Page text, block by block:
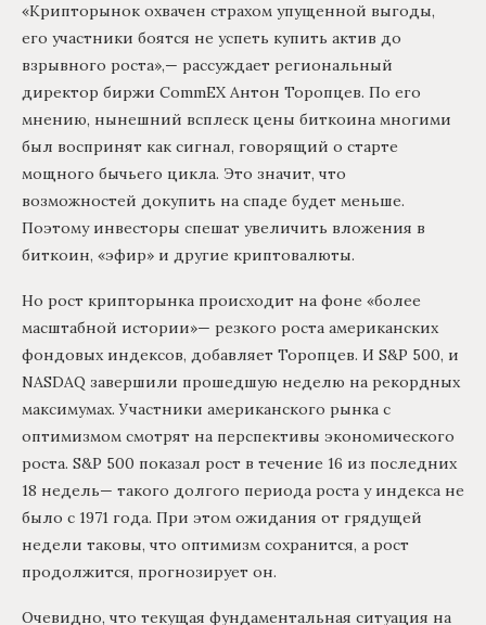
«Крипторынок охвачен страхом упущенной выгоды,
его участники боятся не успеть купить актив до
взрывного роста»,— рассуждает региональный
директор биржи CommEX Антон Торопцев. По его
мнению, нынешний всплеск цены биткоина многими
был воспринят как сигнал, говорящий о старте
мощного бычьего цикла. Это значит, что
возможностей докупить на спаде будет меньше.
Поэтому инвесторы спешат увеличить вложения в
биткоин, «эфир» и другие криптовалюты.
Но рост крипторынка происходит на фоне «более
масштабной истории»— резкого роста американских
фондовых индексов, добавляет Торопцев. И S&P 500, и
NASDAQ завершили прошедшую неделю на рекордных
максимумах. Участники американского рынка с
оптимизмом смотрят на перспективы экономического
роста. S&P 500 показал рост в течение 16 из последних
18 недель— такого долгого периода роста у индекса не
было с 1971 года. При этом ожидания от грядущей
недели таковы, что оптимизм сохранится, а рост
продолжится, прогнозирует он.
Очевидно, что текущая фундаментальная ситуация на